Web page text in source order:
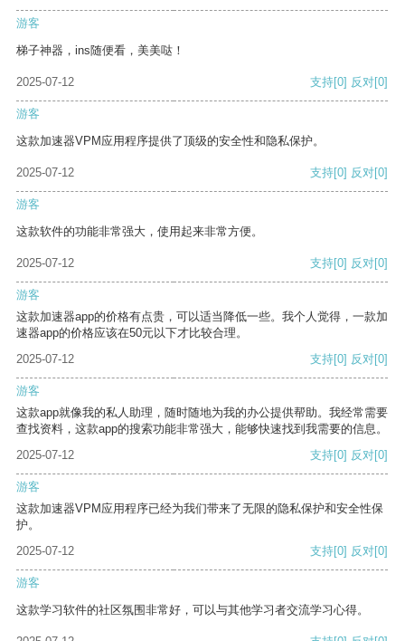
游客
梯子神器，ins随便看，美美哒！
2025-07-12 支持[0] 反对[0]
游客
这款加速器VPM应用程序提供了顶级的安全性和隐私保护。
2025-07-12 支持[0] 反对[0]
游客
这款软件的功能非常强大，使用起来非常方便。
2025-07-12 支持[0] 反对[0]
游客
这款加速器app的价格有点贵，可以适当降低一些。我个人觉得，一款加
速器app的价格应该在50元以下才比较合理。
2025-07-12
支持[0] 反对[0]
游客
这款app就像我的私人助理，随时随地为我的办公提供帮助。我经常需要
查找资料，这款app的搜索功能非常强大，能够快速找到我需要的信息。
2025-07-12
支持[0] 反对[0]
游客
这款加速器VPM应用程序已经为我们带来了无限的隐私保护和安全性保
护。
2025-07-12
支持[0] 反对[0]
游客
这款学习软件的社区氛围非常好，可以与其他学习者交流学习心得。